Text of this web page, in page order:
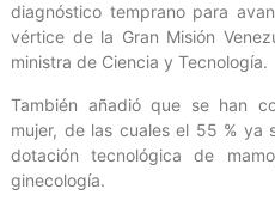
diagnóstico temprano para
vértice de la Gran Misión
ministra de Ciencia y Tecnología.
También añadió que se han
mujer, de las cuales el 55 % ya
dotación tecnológica de
ginecología.